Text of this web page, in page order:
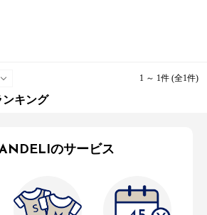
1 ～ 1件 (全1件)
キング
のサービス